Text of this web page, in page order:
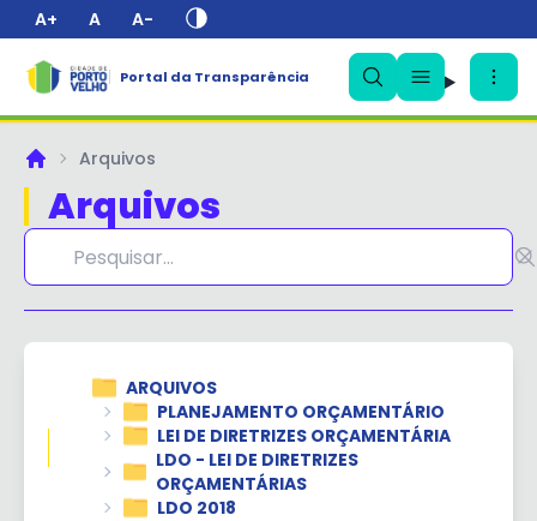
A+ A A-
Portal da Transparência
PrincipalArquivos
Arquivos
ARQUIVOS
PLANEJAMENTO ORÇAMENTÁRIO
LEI DE DIRETRIZES ORÇAMENTÁRIA
LDO - LEI DE DIRETRIZES
ORÇAMENTÁRIAS
LDO 2018